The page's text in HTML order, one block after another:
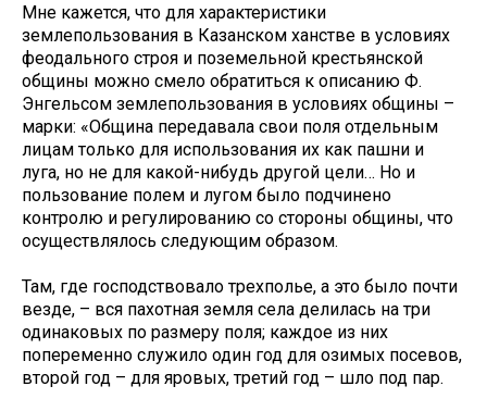
Мне кажется, что для характеристики
землепользования в Казанском ханстве в условиях
феодального строя и поземельной крестьянской
общины можно смело обратиться к описанию Ф.
Энгельсом землепользования в условиях общины –
марки: «Община передавала свои поля отдельным
лицам только для использования их как пашни и
луга, но не для какой-нибудь другой цели… Но и
пользование полем и лугом было подчинено
контролю и регулированию со стороны общины, что
осуществлялось следующим образом.
Там, где господствовало трехполье, а это было почти
везде, – вся пахотная земля села делилась на три
одинаковых по размеру поля; каждое из них
попеременно служило один год для озимых посевов,
второй год – для яровых, третий год – шло под пар.